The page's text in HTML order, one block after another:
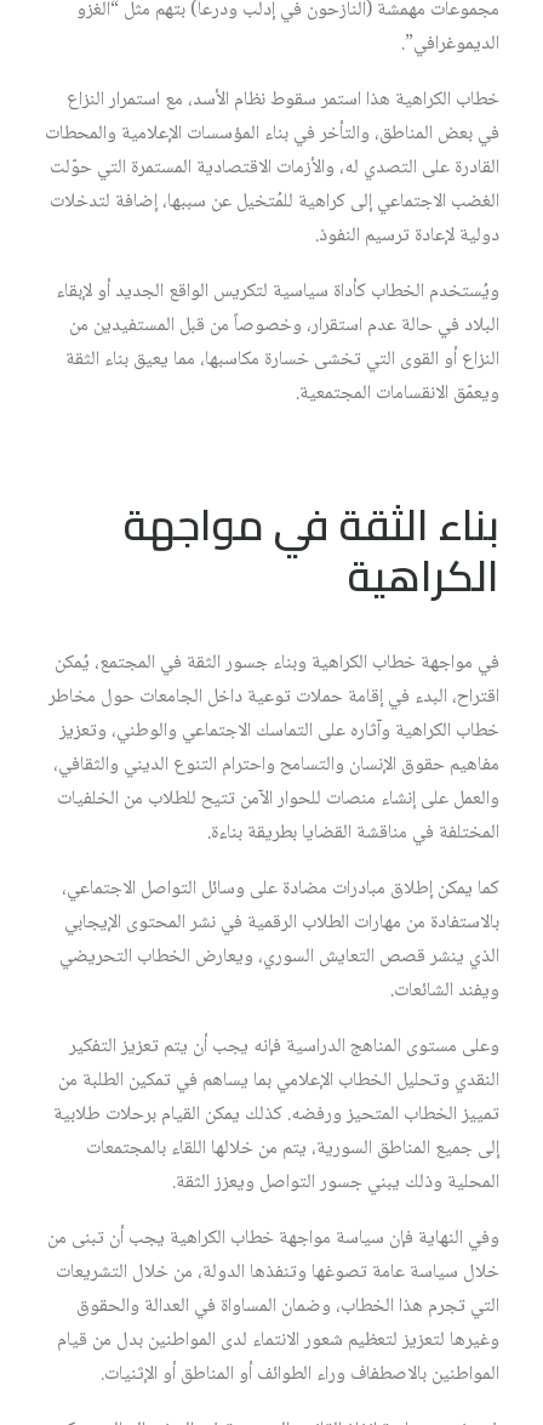
مجموعات مهمشة (النازحون في إدلب ودرعا) بتهم مثل “الغزو
الديموغرافي”.
خطاب الكراهية هذا استمر سقوط نظام الأسد، مع استمرار النزاع
في بعض المناطق، والتأخر في بناء المؤسسات الإعلامية والمحطات
القادرة على التصدي له، والأزمات الاقتصادية المستمرة التي حوّلت
الغضب الاجتماعي إلى كراهية للمُتخيل عن سببها، إضافة لتدخلات
دولية لإعادة ترسيم النفوذ.
ويُستخدم الخطاب كأداة سياسية لتكريس الواقع الجديد أو لإبقاء
البلاد في حالة عدم استقرار، وخصوصاً من قبل المستفيدين من
النزاع أو القوى التي تخشى خسارة مكاسبها، مما يعيق بناء الثقة
ويعمّق الانقسامات المجتمعية.
بناء الثقة في مواجهة
الكراهية
في مواجهة خطاب الكراهية وبناء جسور الثقة في المجتمع، يُمكن
اقتراح، البدء في إقامة حملات توعية داخل الجامعات حول مخاطر
خطاب الكراهية وآثاره على التماسك الاجتماعي والوطني، وتعزيز
مفاهيم حقوق الإنسان والتسامح واحترام التنوع الديني والثقافي،
والعمل على إنشاء منصات للحوار الآمن تتيح للطلاب من الخلفيات
المختلفة في مناقشة القضايا بطريقة بناءة.
كما يمكن إطلاق مبادرات مضادة على وسائل التواصل الاجتماعي،
بالاستفادة من مهارات الطلاب الرقمية في نشر المحتوى الإيجابي
الذي ينشر قصص التعايش السوري، ويعارض الخطاب التحريضي
ويفند الشائعات.
وعلى مستوى المناهج الدراسية فإنه يجب أن يتم تعزيز التفكير
النقدي وتحليل الخطاب الإعلامي بما يساهم في تمكين الطلبة من
تمييز الخطاب المتحيز ورفضه. كذلك يمكن القيام برحلات طلابية
إلى جميع المناطق السورية، يتم من خلالها اللقاء بالمجتمعات
المحلية وذلك يبني جسور التواصل ويعزز الثقة.
وفي النهاية فإن سياسة مواجهة خطاب الكراهية يجب أن تبنى من
خلال سياسة عامة تصوغها وتنفذها الدولة، من خلال التشريعات
التي تجرم هذا الخطاب، وضمان المساواة في العدالة والحقوق
وغيرها لتعزيز لتعظيم شعور الانتماء لدى المواطنين بدل من قيام
المواطنين بالاصطفاف وراء الطوائف أو المناطق أو الإثنيات.